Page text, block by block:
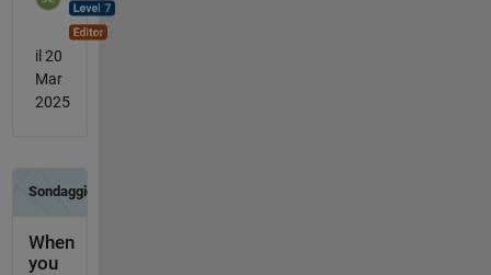
il 20
Mar
2025